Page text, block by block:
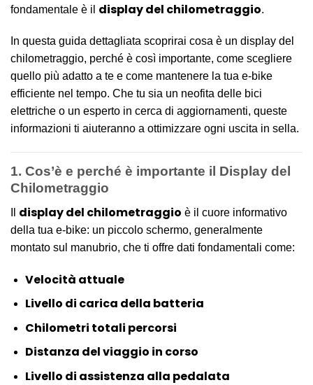
fondamentale è il display del chilometraggio.
In questa guida dettagliata scoprirai cosa è un display del
chilometraggio, perché è così importante, come scegliere
quello più adatto a te e come mantenere la tua e-bike
efficiente nel tempo. Che tu sia un neofita delle bici
elettriche o un esperto in cerca di aggiornamenti, queste
informazioni ti aiuteranno a ottimizzare ogni uscita in sella.
1. Cos’è e perché è importante il Display del
Chilometraggio
display del chilometraggio è il cuore informativo
della tua e-bike: un piccolo schermo, generalmente
montato sul manubrio, che ti offre dati fondamentali come:
Velocità attuale
Livello di carica della batteria
Chilometri totali percorsi
Distanza del viaggio in corso
Livello di assistenza alla pedalata